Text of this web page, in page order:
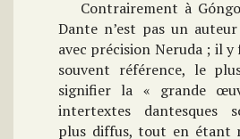
Contrairement à
Dante n’est pas un
avec précision Neruda ; il
souvent référence, le
signifier la « grande
intertextes dantesques
plus diffus, tout en étant